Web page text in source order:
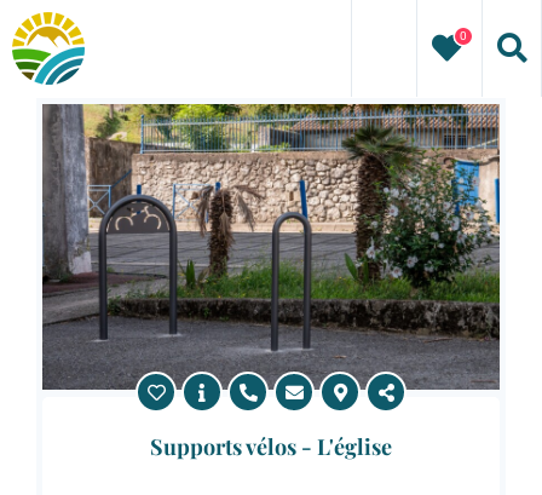
Passer
au
contenu
0
Supports vélos - L'église